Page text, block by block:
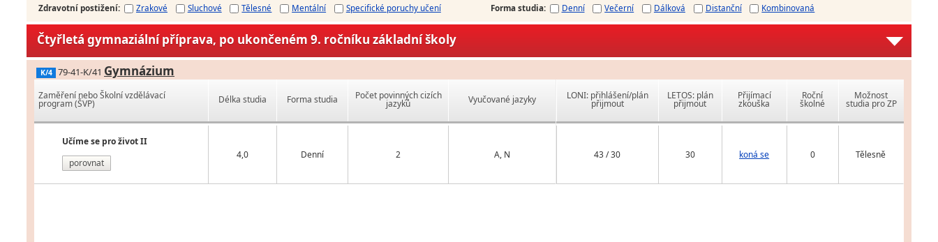
Zdravotní postižení: Zrakové Sluchové Tělesné Mentální Specifické poruchy učení Forma studia: Denní Večerní Dálková Distanční Kombinovaná
Čtyřletá gymnaziální příprava, po ukončeném 9. ročníku základní školy
K/4 79-41-K/41 Gymnázium
Zaměření nebo Školní vzdělávací
program (ŠVP)
Učíme se pro život II
porovnat
Délka studia Forma studia Počet povinných cizích
jazyků Vyučované jazyky
4,0 Denní 2 A, N
LONI: přihlášení/plán
přijmout
LETOS: plán
přijmout
Přijímací
zkouška
Roční
školné
Možnost
studia pro ZP
43 / 30 30 koná se 0 Tělesně